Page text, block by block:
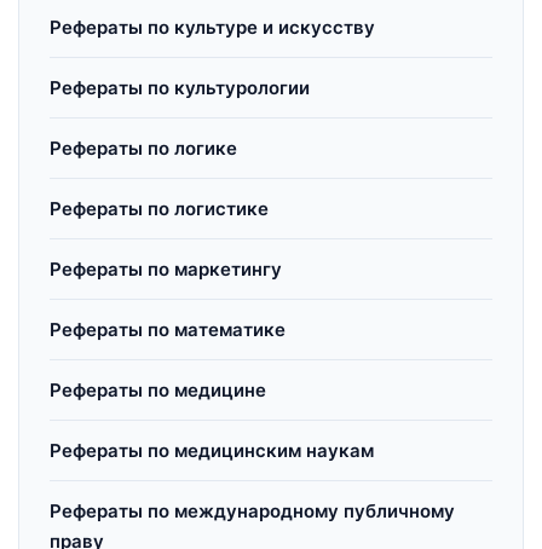
Рефераты по культуре и искусству
Рефераты по культурологии
Рефераты по логике
Рефераты по логистике
Рефераты по маркетингу
Рефераты по математике
Рефераты по медицине
Рефераты по медицинским наукам
Рефераты по международному публичному
праву